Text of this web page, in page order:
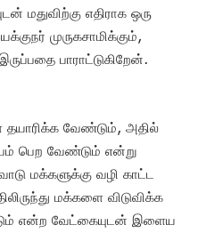
மதுவிற்கு எதிராக ஒரு
முருகசாமிக்கும்,
பாராட்டுகிறேன்.
வேண்டும், அதில்
பெற வேண்டும் என்று
மக்களுக்கு வழி காட்ட
மக்களை விடுவிக்க
என்ற வேட்கையுடன் இளைய